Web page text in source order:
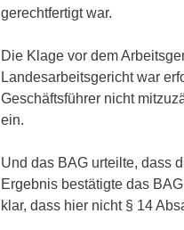
gerechtfertigt war.
Die Klage vor dem
Landesarbeitsgericht war
Geschäftsführer nicht
ein.
Und das BAG urteilte, dass
Ergebnis bestätigte das
klar, dass hier nicht § 14